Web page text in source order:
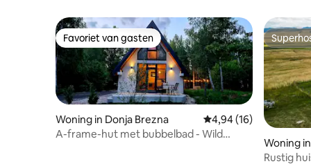
Favoriet van gasten
Favoriet van gasten
Woning in Donja Brezna Gemiddelde
4,94 (16)
A-frame-hut met bubbelbad - Wild
Woning
Rustig